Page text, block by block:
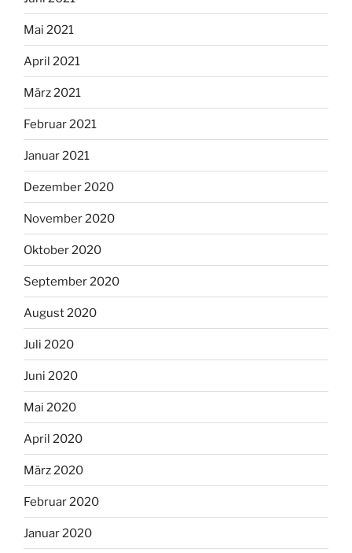
Mai 2021
April 2021
März 2021
Februar 2021
Januar 2021
Dezember 2020
November 2020
Oktober 2020
September 2020
August 2020
Juli 2020
Juni 2020
Mai 2020
April 2020
März 2020
Februar 2020
Januar 2020